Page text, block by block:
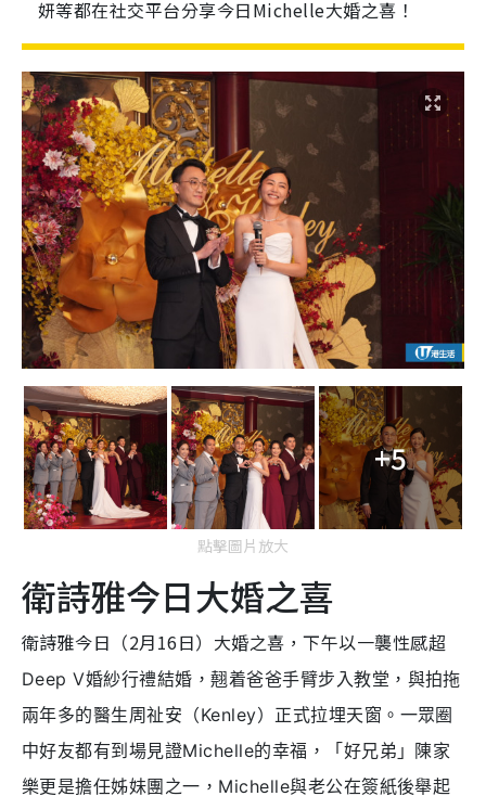
妍等都在社交平台分享今日Michelle大婚之喜！
+5
點擊圖片放大
衛詩雅今日大婚之喜
衛詩雅今日（2月16日）大婚之喜，下午以一襲性感超
Deep V婚紗行禮結婚，翹着爸爸手臂步入教堂，與拍拖
兩年多的醫生周祉安（Kenley）正式拉埋天窗。一眾圈
中好友都有到場見證Michelle的幸福，「好兄弟」陳家
樂更是擔任姊妹團之一，Michelle與老公在簽紙後舉起